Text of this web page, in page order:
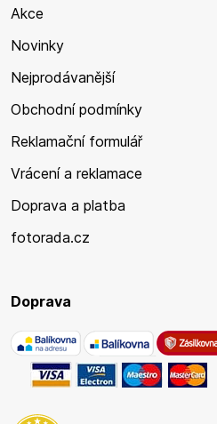
Akce
Novinky
Nejprodávanější
Obchodní podmínky
Reklamační formulář
Vrácení a reklamace
Doprava a platba
fotorada.cz
Doprava